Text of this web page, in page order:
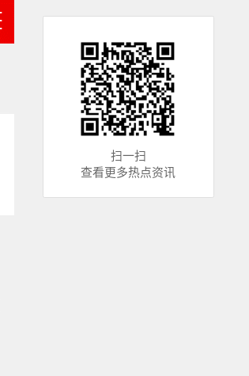
扫一扫
查看更多热点资讯